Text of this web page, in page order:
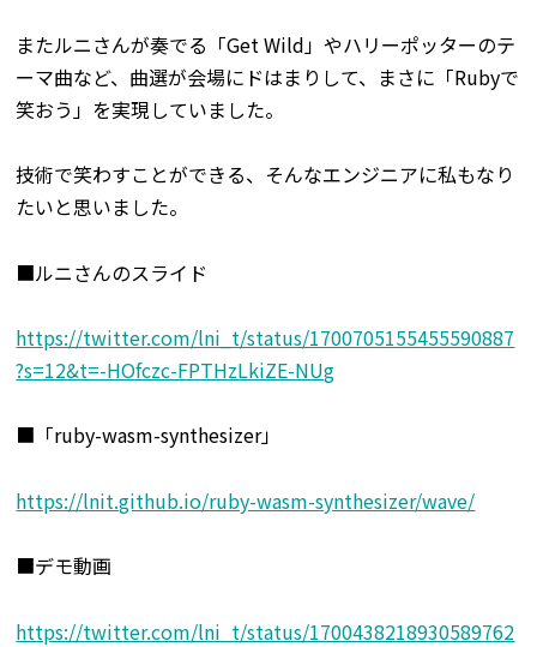
またルニさんが奏でる「Get Wild」やハリーポッターのテ
ーマ曲など、曲選が会場にドはまりして、まさに「Rubyで
笑おう」を実現していました。
技術で笑わすことができる、そんなエンジニアに私もなり
たいと思いました。
■ルニさんのスライド
https://twitter.com/lni_t/status/1700705155455590887
?s=12&t=-HOfczc-FPTHzLkiZE-NUg
■「ruby-wasm-synthesizer」
https://lnit.github.io/ruby-wasm-synthesizer/wave/
■デモ動画
https://twitter.com/lni_t/status/1700438218930589762